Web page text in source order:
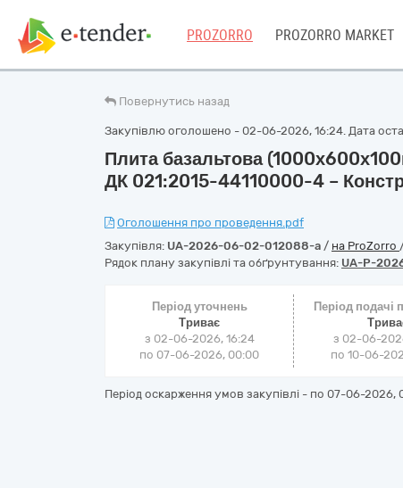
PROZORRO PROZORRO MARKET
Повернутись назад
Закупівлю оголошено - 02-06-2026, 16:24. Дата
Плита базальтова
ДК 021:2015-44110000-4 –
Оголошення про проведення.pdf
Закупівля: UA-2026-06-02-012088-a / на ProZorro
Рядок плану закупівлі та обґрунтування: UA-P-
Період уточнень
Триває
з 02-06-2026, 16:24
по 07-06-2026, 00:00
Період подачі
з 02-06-
по 10-06-
Період оскарження умов закупівлі - по 07-06-2026,